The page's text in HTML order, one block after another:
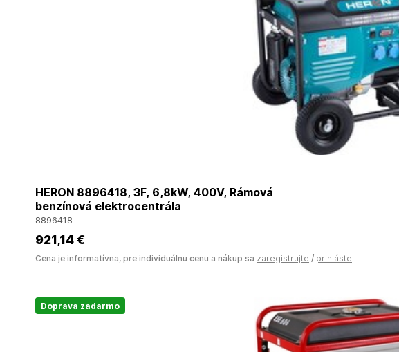
HERON 8896418, 3F, 6,8kW, 400V, Rámová
benzínová elektrocentrála
8896418
921,14 €
Cena je informatívna, pre individuálnu cenu a nákup sa zaregistrujte / prihláste
Doprava zadarmo